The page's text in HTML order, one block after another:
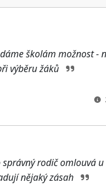
školám možnost -
výběru žáků
rodič omlouvá
nějaký zásah